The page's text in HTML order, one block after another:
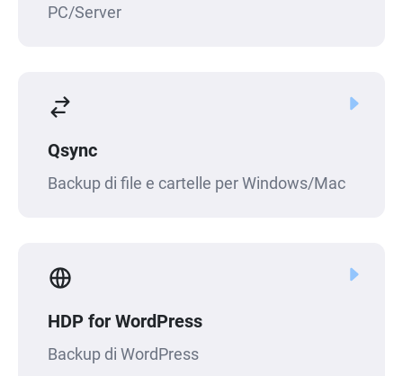
PC/Server
Qsync
Backup di file e cartelle per Windows/Mac
HDP for WordPress
Backup di WordPress